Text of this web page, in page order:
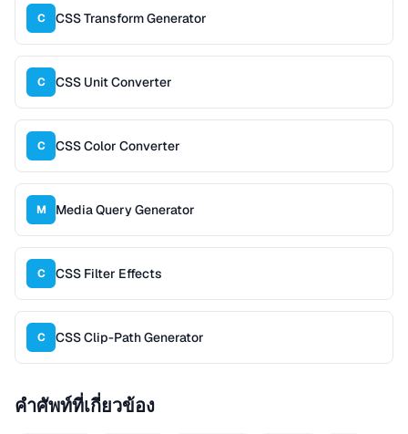
C CSS Transform Generator
C CSS Unit Converter
C CSS Color Converter
M Media Query Generator
C CSS Filter Effects
C CSS Clip-Path Generator
คำศัพท์ที่เกี่ยวข้อง